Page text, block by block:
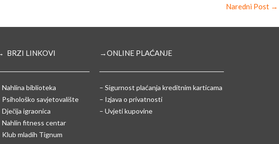
Naredni Post →
BRZI LINKOVI
Nahlina biblioteka
Psihološko savjetovalište
Dječija igraonica
Nahlin fitness centar
Klub mladih Tignum
→ONLINE PLAĆANJE
– Sigurnost plaćanja kreditnim karticama
– Izjava o privatnosti
– Uvjeti kupovine